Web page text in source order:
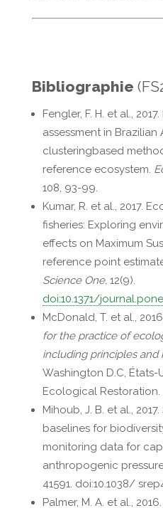
Bibliographie
Fengler, F. H. et al.,
assessment in Brazilian
clusteringbased
reference ecosystem.
108, 93-99.
Kumar, R. et al., 2017.
fisheries: Exploring
effects on Maximum
reference point
Science One,12(9).
doi:10.1371/
McDonald, T. et al.,
for the practice of
including principles and
Washington D.C, États-
Ecological Restoration.
Mihoub, J. B. et al.,
baselines for
monitoring data for
anthropogenic
41591. doi:10.1038/
Palmer, M. A. et al.,